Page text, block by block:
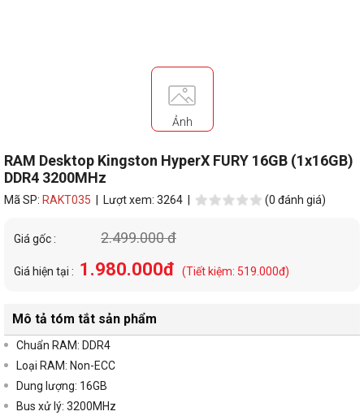
Ảnh
RAM Desktop Kingston HyperX FURY 16GB (1x16GB)
DDR4 3200MHz
Mã SP: RAKT035 | Lượt xem: 3264 | (0 đánh giá)
Giá gốc : 2.499.000 đ
Giá hiện tại : 1.980.000đ (Tiết kiệm: 519.000đ)
Mô tả tóm tắt sản phẩm
Chuẩn RAM: DDR4
Loại RAM: Non-ECC
Dung lượng: 16GB
Bus xử lý: 3200MHz